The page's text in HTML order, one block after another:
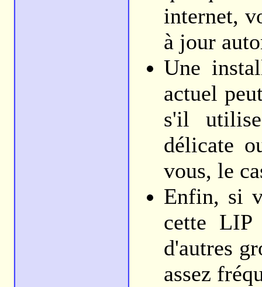
internet,
à jour
Une
actuel
s'il
délicate
vous, le
Enfin, si
cette
d'autres
assez